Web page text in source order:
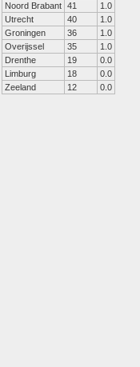
Noord Brabant 41
1.0
Utrecht
40
1.0
Groningen
36
1.0
Overijssel
35
1.0
Drenthe
19
0.0
Limburg
18
0.0
Zeeland
12 0.0